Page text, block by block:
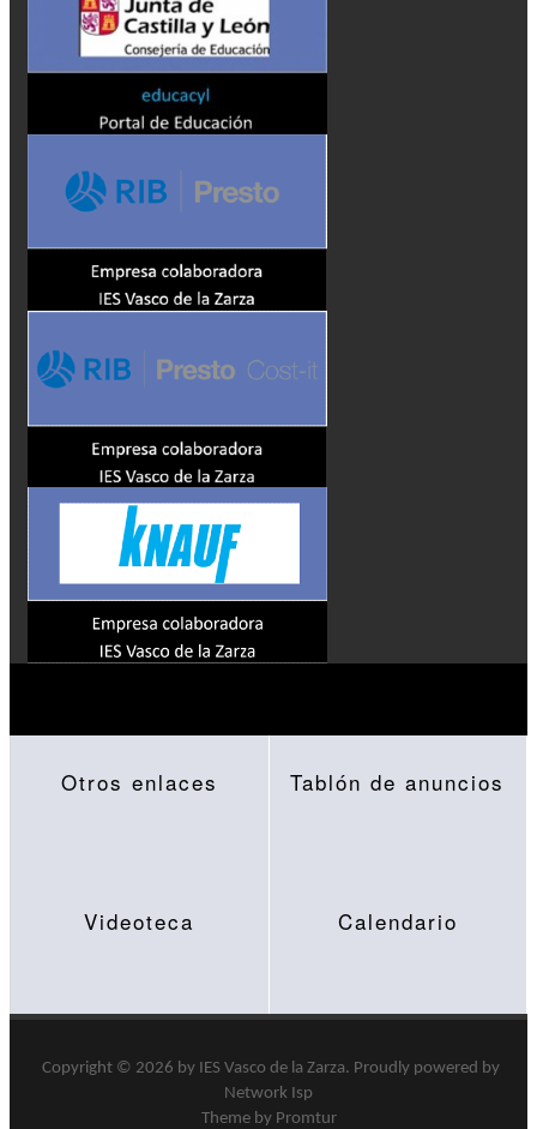
Otros enlaces Tablón de anuncios
Videoteca Calendario
Copyright © 2026 by IES Vasco de la Zarza. Proudly powered by
Network Isp
Theme by Promtur